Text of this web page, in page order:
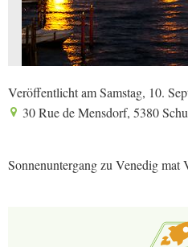
Veröffentlicht am Samstag, 10.
30 Rue de Mensdorf, 5380
Sonnenuntergang zu Venedig mat